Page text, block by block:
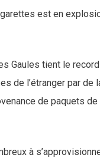
est en
Gaules tient le
de l’étranger par de
de paquets
à